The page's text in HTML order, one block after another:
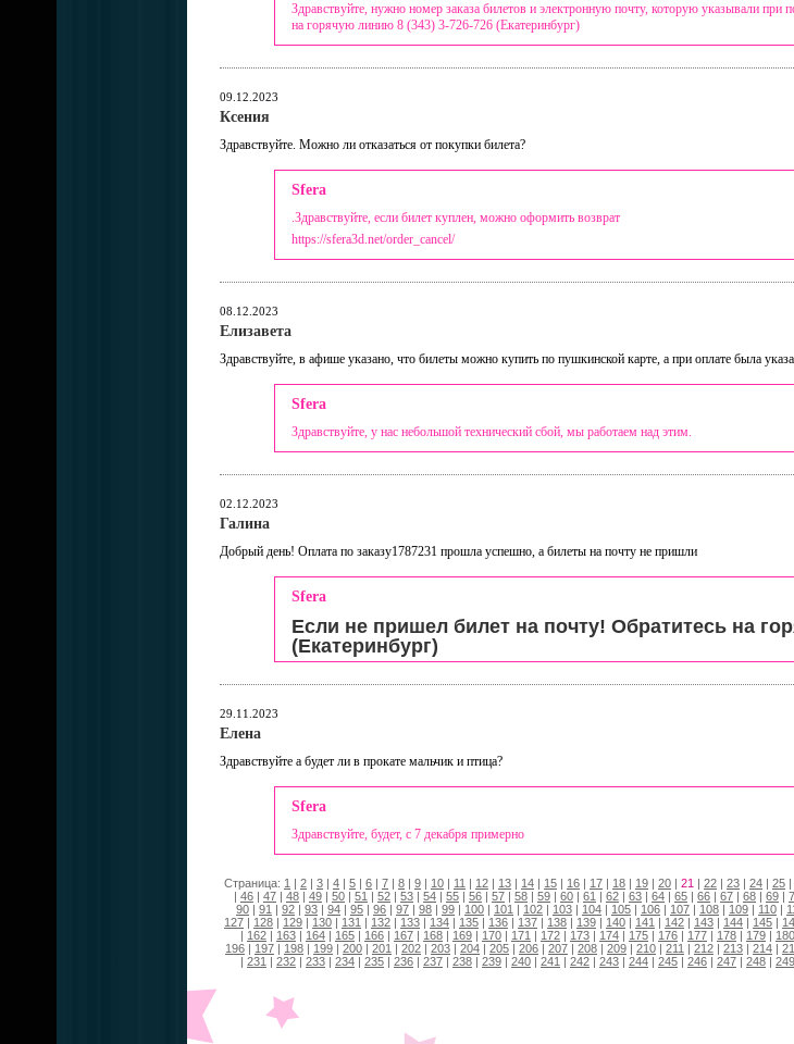
Здравствуйте, нужно номер заказа билетов и электронную почту, которую указывали при
на горячую линию 8 (343) 3-726-726 (Екатеринбург)
09.12.2023
Ксения
Здравствуйте. Можно ли отказаться от покупки билета?
Sfera
.Здравствуйте, если билет куплен, можно оформить возврат
https://sfera3d.net/order_cancel/
08.12.2023
Елизавета
Здравствуйте, в афише указано, что билеты можно купить по пушкинской карте, а при оплате была
Sfera
Здравствуйте, у нас небольшой технический сбой, мы работаем над этим.
02.12.2023
Галина
Добрый день! Оплата по заказу1787231 прошла успешно, а билеты на почту не пришли
Sfera
Если не пришел билет на почту! Обратитесь на
(Екатеринбург)
29.11.2023
Елена
Здравствуйте а будет ли в прокате мальчик и птица?
Sfera
Здравствуйте, будет, с 7 декабря примерно
Страница: 1 | 2 | 3 | 4 | 5 | 6 | 7 | 8 | 9 | 10 | 11 | 12 | 13 | 14 | 15 | 16 | 17 | 18 | 19 | 20 | 21 | 22 | 23 | 24 | 25 |
| 46 | 47 | 48 | 49 | 50 | 51 | 52 | 53 | 54 | 55 | 56 | 57 | 58 | 59 | 60 | 61 | 62 | 63 | 64 | 65 | 66 | 67 | 68 | 69 |
90 | 91 | 92 | 93 | 94 | 95 | 96 | 97 | 98 | 99 | 100 | 101 | 102 | 103 | 104 | 105 | 106 | 107 | 108 | 109 | 110 |
127 | 128 | 129 | 130 | 131 | 132 | 133 | 134 | 135 | 136 | 137 | 138 | 139 | 140 | 141 | 142 | 143 | 144 | 145 |
| 162 | 163 | 164 | 165 | 166 | 167 | 168 | 169 | 170 | 171 | 172 | 173 | 174 | 175 | 176 | 177 | 178 | 179 | 180
196 | 197 | 198 | 199 | 200 | 201 | 202 | 203 | 204 | 205 | 206 | 207 | 208 | 209 | 210 | 211 | 212 | 213 | 214 |
| 231 | 232 | 233 | 234 | 235 | 236 | 237 | 238 | 239 | 240 | 241 | 242 | 243 | 244 | 245 | 246 | 247 | 248 | 249